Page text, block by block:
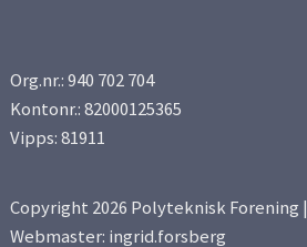
Org.nr.: 940 702 704
Kontonr.: 82000125365
Vipps: 81911
Copyright 2026 Polyteknisk Forening |
Webmaster: ingrid.forsberg